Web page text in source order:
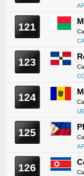
121
123
124
125
126